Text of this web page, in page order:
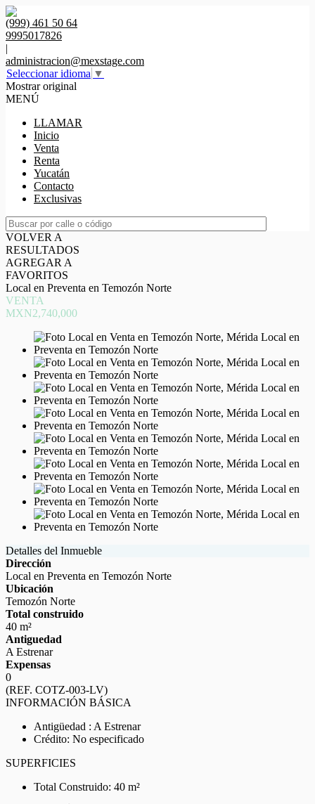
(999) 461 50 64
9995017826
|
administracion@mexstage.com
Seleccionar idioma ▼
Mostrar original
MENÚ
LLAMAR
Inicio
Venta
Renta
Yucatán
Contacto
Exclusivas
VOLVER A
RESULTADOS
AGREGAR A
FAVORITOS
Local en Preventa en Temozón Norte
VENTA
MXN2,740,000
Detalles del Inmueble
Dirección
Local en Preventa en Temozón Norte
Ubicación
Temozón Norte
Total construido
40 m²
Antiguedad
A Estrenar
Expensas
0
(REF. COTZ-003-LV)
INFORMACIÓN BÁSICA
Antigüedad : A Estrenar
Crédito: No especificado
SUPERFICIES
Total Construido: 40 m²